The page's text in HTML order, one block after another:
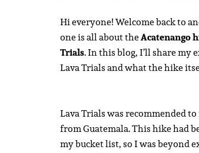
Hi everyone! Welcome back to
one is all about theAcatenango
Trials. In this blog, I’ll share my
Lava Trials and what the hike
Lava Trials was recommended
from Guatemala. This hike had
my bucket list, so I was beyond